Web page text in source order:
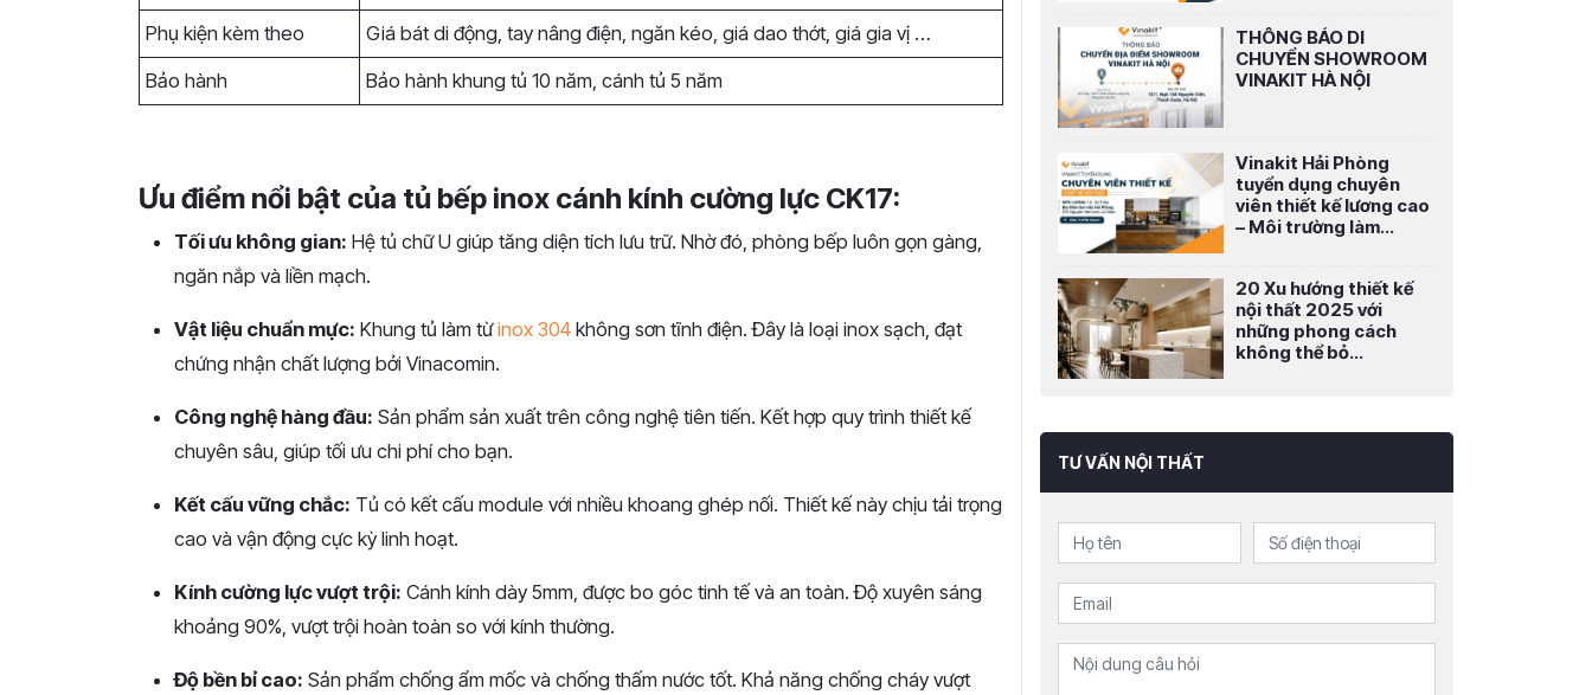
Phụ kiện kèm theo
Giá bát di động, tay nâng điện, ngăn kéo, giá dao thớt, giá gia vị …
Bảo hành
Bảo hành khung tủ 10 năm, cánh tủ 5 năm
Ưu điểm nổi bật của tủ bếp inox cánh kính cường lực CK17:
Tối ưu không gian: Hệ tủ chữ U giúp tăng diện tích lưu trữ. Nhờ đó, phòng bếp luôn gọn gàng,
ngăn nắp và liền mạch.
Vật liệu chuẩn mực: Khung tủ làm từinox 304 không sơn tĩnh điện. Đây là loại inox sạch, đạt
chứng nhận chất lượng bởi Vinacomin.
Công nghệ hàng đầu: Sản phẩm sản xuất trên công nghệ tiên tiến. Kết hợp quy trình thiết kế
chuyên sâu, giúp tối ưu chi phí cho bạn.
Kết cấu vững chắc: Tủ có kết cấu module với nhiều khoang ghép nối. Thiết kế này chịu tải trọng
cao và vận động cực kỳ linh hoạt.
Kính cường lực vượt trội: Cánh kính dày 5mm, được bo góc tinh tế và an toàn. Độ xuyên sáng
khoảng 90%, vượt trội hoàn toàn so với kính thường.
Độ bền bỉ cao: Sản phẩm chống ẩm mốc và chống thấm nước tốt. Khả năng chống cháy vượt
THÔNG BÁO DI
CHUYỂN SHOWROOM
VINAKIT HÀ NỘI
Vinakit Hải Phòng
tuyển dụng chuyên
viên thiết kế lương cao
– Môi trường làm...
20 Xu hướng thiết kế
nội thất 2025 với
những phong cách
không thể bỏ...
TƯ VẤN NỘI THẤT